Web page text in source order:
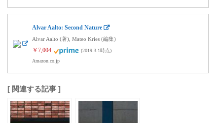
Alvar Aalto: Second Nature
Alvar Aalto (著), Mateo Kries (編集)
￥7,004
(2019.3.1時点)
Amazon.co.jp
[ 関連する記事 ]